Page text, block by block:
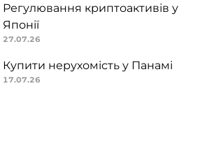
Регулювання криптоактивів у
Японії
27.07.26
Купити нерухомість у Панамі
17.07.26